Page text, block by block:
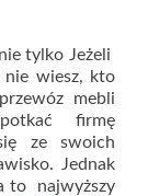
tylko Jeżeli
nie wiesz, kto
mebli
firmę
ze swoich
Jednak
to najwyższy